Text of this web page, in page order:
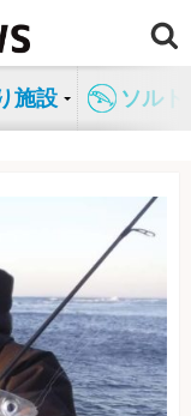
施設 ソル